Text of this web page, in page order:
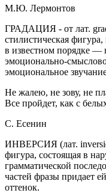
М.Ю. Лермонтов
ГРАДАЦИЯ - от лат.
стилистическая
в известном порядке —
эмоционально-
эмоциональное
Не жалею, не зову, не
Все пройдет, как с
С. Есенин
ИНВЕРСИЯ (лат.
фигура, состоящая в
грамматической
частей фразы придает
оттенок.